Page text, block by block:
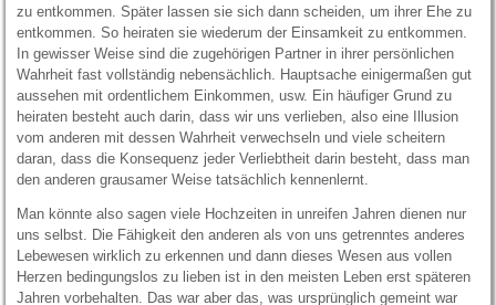
zu entkommen. Später lassen sie sich dann scheiden, um ihrer Ehe zu
entkommen. So heiraten sie wiederum der Einsamkeit zu entkommen.
In gewisser Weise sind die zugehörigen Partner in ihrer persönlichen
Wahrheit fast vollständig nebensächlich. Hauptsache einigermaßen gut
aussehen mit ordentlichem Einkommen, usw. Ein häufiger Grund zu
heiraten besteht auch darin, dass wir uns verlieben, also eine Illusion
vom anderen mit dessen Wahrheit verwechseln und viele scheitern
daran, dass die Konsequenz jeder Verliebtheit darin besteht, dass man
den anderen grausamer Weise tatsächlich kennenlernt.
Man könnte also sagen viele Hochzeiten in unreifen Jahren dienen nur
uns selbst. Die Fähigkeit den anderen als von uns getrenntes anderes
Lebewesen wirklich zu erkennen und dann dieses Wesen aus vollen
Herzen bedingungslos zu lieben ist in den meisten Leben erst späteren
Jahren vorbehalten. Das war aber das, was ursprünglich gemeint war